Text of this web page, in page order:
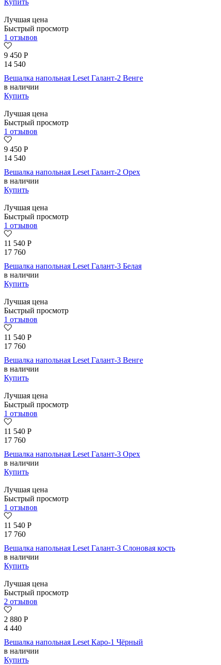
Купить
Лучшая цена
Быстрый просмотр
1 отзывов
9 450 Р
14 540
Вешалка напольная Leset Галант-2 Венге
в наличии
Купить
Лучшая цена
Быстрый просмотр
1 отзывов
9 450 Р
14 540
Вешалка напольная Leset Галант-2 Орех
в наличии
Купить
Лучшая цена
Быстрый просмотр
1 отзывов
11 540 Р
17 760
Вешалка напольная Leset Галант-3 Белая
в наличии
Купить
Лучшая цена
Быстрый просмотр
1 отзывов
11 540 Р
17 760
Вешалка напольная Leset Галант-3 Венге
в наличии
Купить
Лучшая цена
Быстрый просмотр
1 отзывов
11 540 Р
17 760
Вешалка напольная Leset Галант-3 Орех
в наличии
Купить
Лучшая цена
Быстрый просмотр
1 отзывов
11 540 Р
17 760
Вешалка напольная Leset Галант-3 Слоновая кость
в наличии
Купить
Лучшая цена
Быстрый просмотр
2 отзывов
2 880 Р
4 440
Вешалка напольная Leset Каро-1 Чёрный
в наличии
Купить